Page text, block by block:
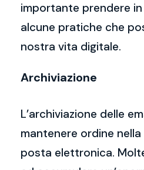
importante prendere
alcune pratiche che
nostra vita digitale.
Archiviazione
L’archiviazione delle
mantenere ordine
posta elettronica.